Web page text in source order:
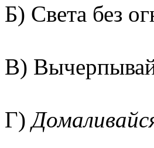
Б) Света без
В)
Г)